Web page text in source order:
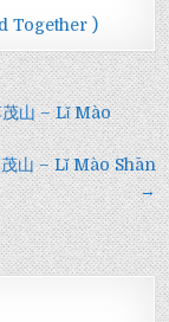
Together )
山 – Lǐ Mào
山 – Lǐ Mào Shān
→